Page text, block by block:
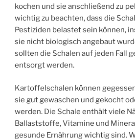
kochen und sie anschließend zu
wichtig zu beachten, dass die
Pestiziden belastet sein können,
sie nicht biologisch angebaut
sollten die Schalen auf jeden Fall
entsorgt werden.
Kartoffelschalen können
sie gut gewaschen und gekocht
werden. Die Schale enthält viele
Ballaststoffe, Vitamine und
gesunde Ernährung wichtig sind.